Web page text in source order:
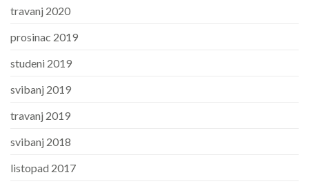
travanj 2020
prosinac 2019
studeni 2019
svibanj 2019
travanj 2019
svibanj 2018
listopad 2017